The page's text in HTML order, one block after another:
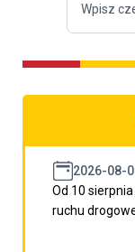
2026-08-
Od 10
ruchu